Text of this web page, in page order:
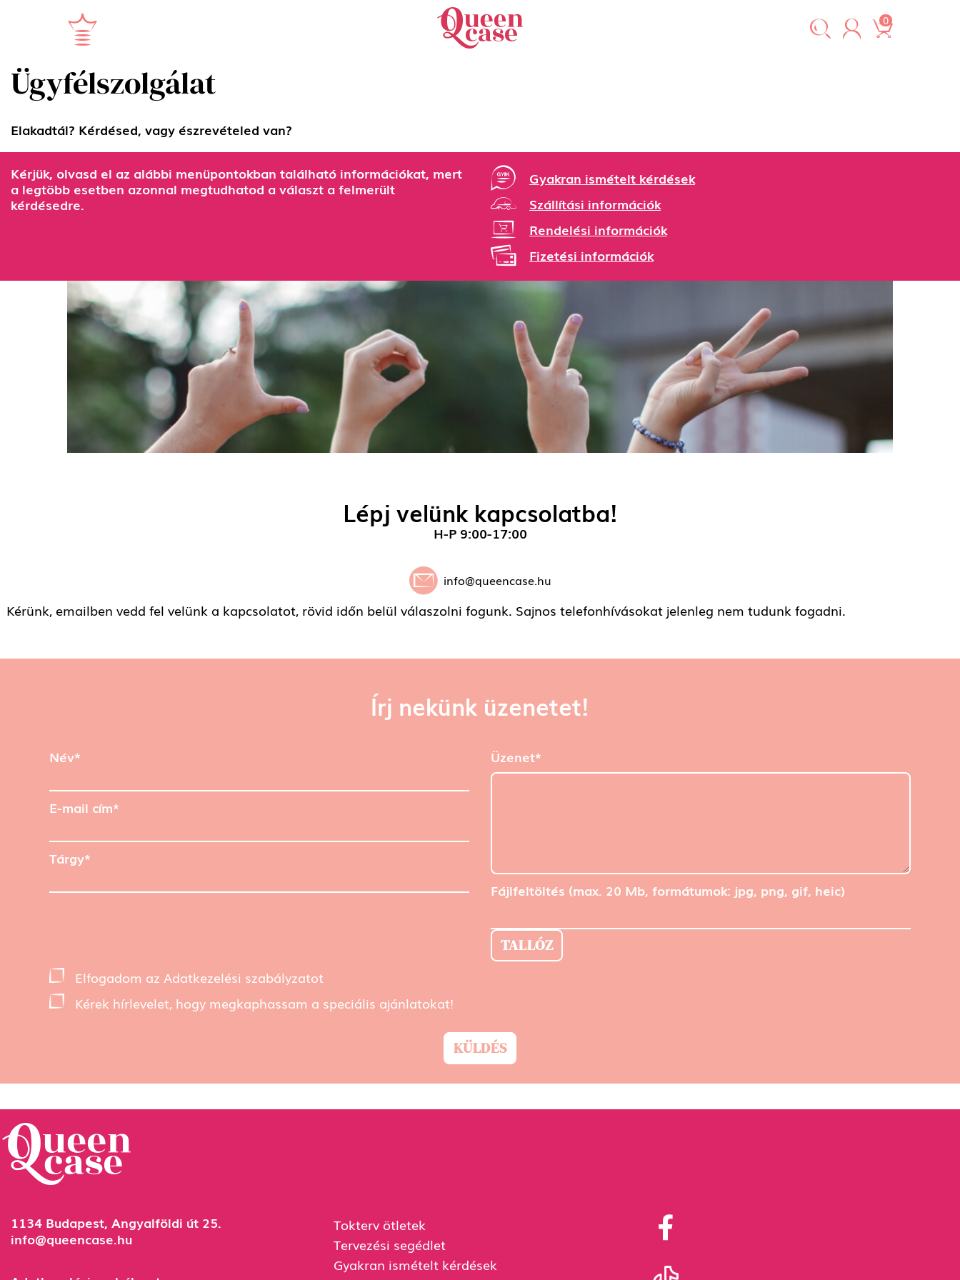
0
Ügyfélszolgálat
Elakadtál? Kérdésed, vagy észrevételed van?
Kérjük, olvasd el az alábbi menüpontokban található információkat, mert
a legtöbb esetben azonnal megtudhatod a választ a felmerült
kérdésedre.
Gyakran ismételt kérdések
Szállítási információk
Rendelési információk
Fizetési információk
Lépj velünk kapcsolatba!
H-P 9:00-17:00
info@queencase.hu
Kérünk, emailben vedd fel velünk a kapcsolatot, rövid időn belül válaszolni fogunk. Sajnos telefonhívásokat jelenleg nem tudunk fogadni.
Írj nekünk üzenetet!
Név*
E-mail cím*
Tárgy*
Üzenet*
Fájlfeltöltés (max. 20 Mb, formátumok: jpg, png, gif, heic)
TALLÓZ
Elfogadom az Adatkezelési szabályzatot
Kérek hírlevelet, hogy megkaphassam a speciális ajánlatokat!
KÜLDÉS
Tokterv ötletek
Tervezési segédlet
Gyakran ismételt kérdések
1134 Budapest, Angyalföldi út 25.
info@queencase.hu